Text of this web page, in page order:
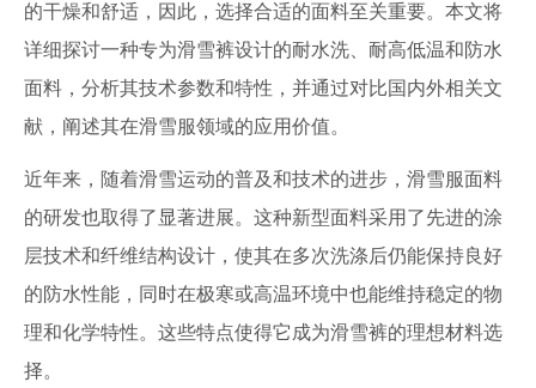
的干燥和舒适，因此，选择合适的面料至关重要。本文将
详细探讨一种专为滑雪裤设计的耐水洗、耐高低温和防水
面料，分析其技术参数和特性，并通过对比国内外相关文
献，阐述其在滑雪服领域的应用价值。
近年来，随着滑雪运动的普及和技术的进步，滑雪服面料
的研发也取得了显著进展。这种新型面料采用了先进的涂
层技术和纤维结构设计，使其在多次洗涤后仍能保持良好
的防水性能，同时在极寒或高温环境中也能维持稳定的物
理和化学特性。这些特点使得它成为滑雪裤的理想材料选
择。